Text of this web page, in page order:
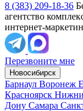
8 (383) 209-18-36
агентство
интернет-
Перезвоните мне
Новосибирск
Барнаул Воронеж
Красноярск
Дону Самара